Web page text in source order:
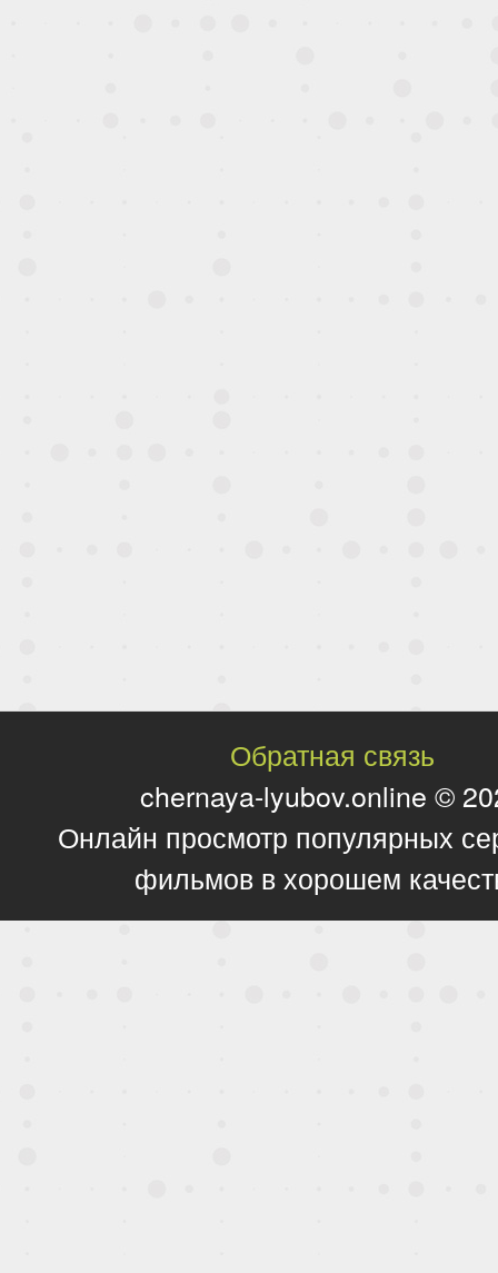
Обратная связь
chernaya-lyubov.online ©
Онлайн просмотр популярных
фильмов в хорошем